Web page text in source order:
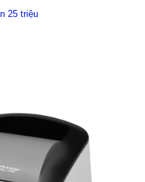
25 triệu